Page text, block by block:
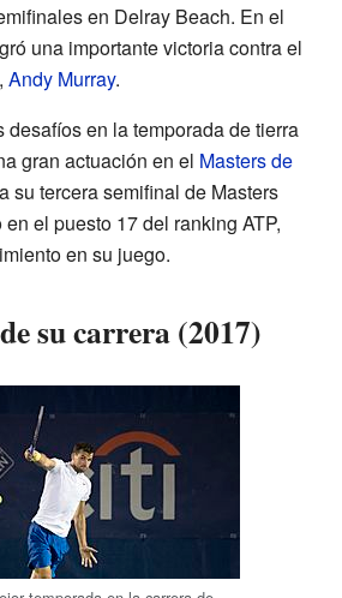
en Delray Beach. En el
una importante victoria contra el
Andy Murray.
en la temporada de tierra
gran actuación en el Masters de
su tercera semifinal de Masters
el puesto 17 del ranking ATP,
en su juego.
su carrera (2017)